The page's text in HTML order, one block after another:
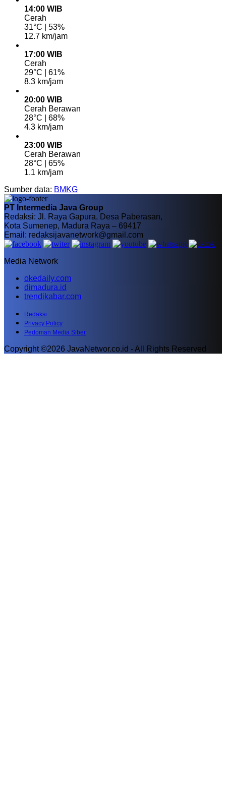
14:00 WIB
Cerah
31°C | 53%
12.7 km/jam
17:00 WIB
Cerah
29°C | 61%
8.3 km/jam
20:00 WIB
Cerah Berawan
28°C | 68%
4.3 km/jam
23:00 WIB
Cerah Berawan
28°C | 65%
1.1 km/jam
Sumber data: BMKG
PT Intermedia Java Group
Redaksi: Jl. Raya Gapura, Desa Paberasan,
Kota Sumenep, Madura Raya – 69417
Email: redaksijavanetwork@gmail.com
Media Network
okedaily.com
dimadura.id
trendikabar.com
Redaksi
Privacy Policy
Pedoman Media Siber
Copyright ©2026 JavaNetwor.co.id - All Rights Reserved